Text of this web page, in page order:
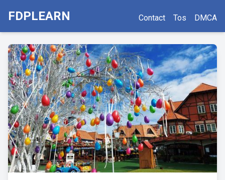
FDPLEARN Contact Tos DMCA